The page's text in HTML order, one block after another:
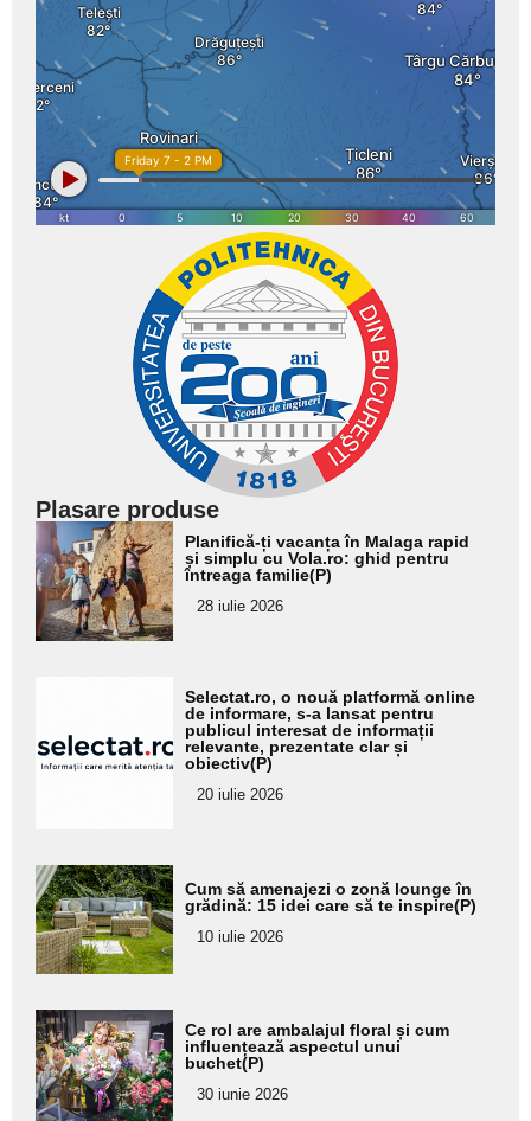
Plasare produse
Adaugă
aici textul
pentru
subtitlu
Planifică-ți vacanța în Malaga rapid
și simplu cu Vola.ro: ghid pentru
întreaga familie(P)
28 iulie 2026
pentru
subtitlu
Selectat.ro, o nouă platformă online
de informare, s-a lansat pentru
publicul interesat de informații
relevante, prezentate clar și
obiectiv(P)
20 iulie 2026
Adaugă
aici textul
pentru
subtitlu
Cum să amenajezi o zonă lounge în
grădină: 15 idei care să te inspire(P)
10 iulie 2026
Adaugă
aici textul
pentru
subtitlu
Ce rol are ambalajul floral și cum
influențează aspectul unui
buchet(P)
30 iunie 2026